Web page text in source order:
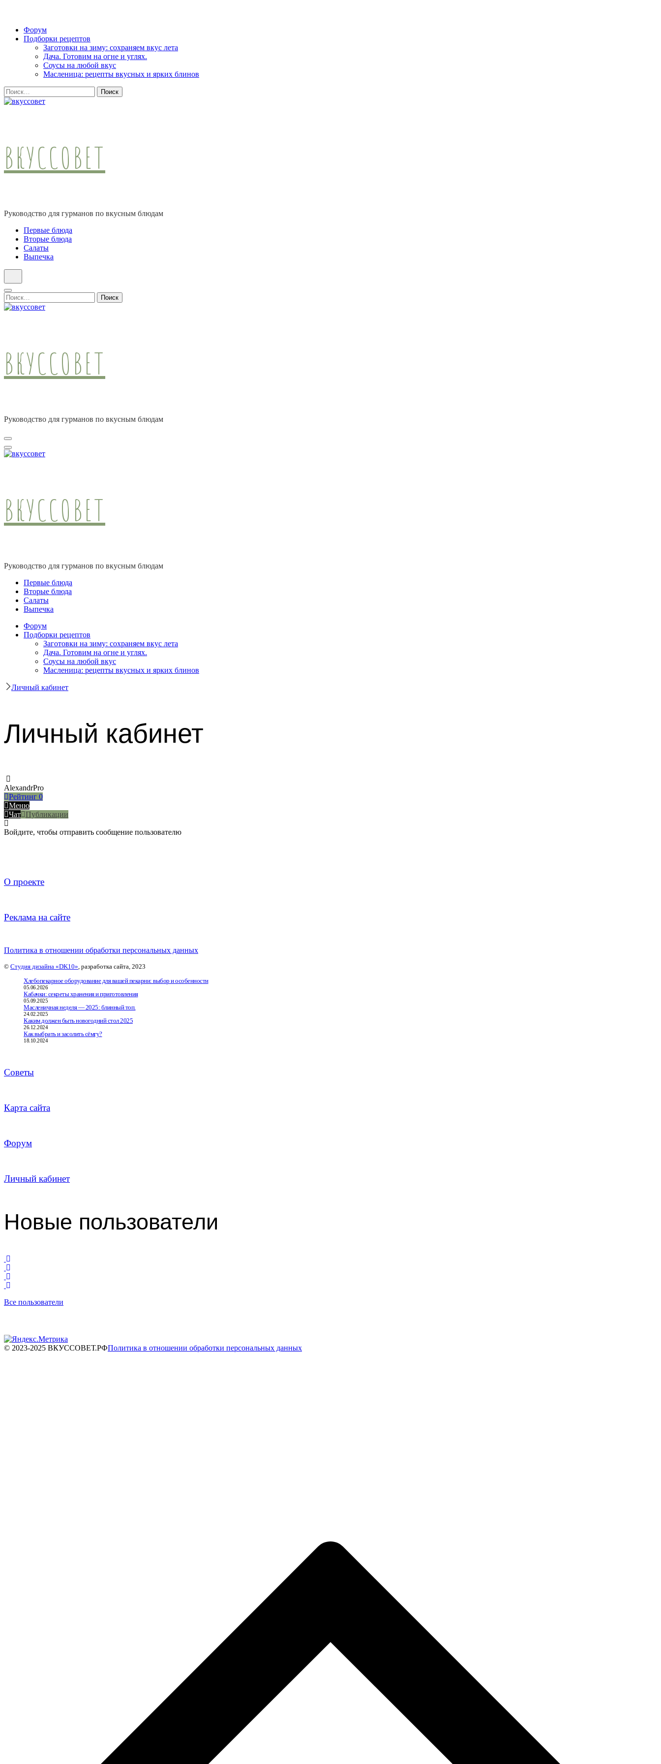
Skip
Форум
Подборки рецептов
Заготовки на зиму: сохраняем вкус лета
Дача. Готовим на огне и углях.
Соусы на любой вкус
Масленица: рецепты вкусных и ярких блинов
Найти:
ВКУССОВЕТ
Руководство для гурманов по вкусным блюдам
Первые блюда
Вторые блюда
Салаты
Выпечка
Найти:
ВКУССОВЕТ
Руководство для гурманов по вкусным блюдам
ВКУССОВЕТ
Руководство для гурманов по вкусным блюдам
Первые блюда
Вторые блюда
Салаты
Выпечка
Форум
Подборки рецептов
Заготовки на зиму: сохраняем вкус лета
Дача. Готовим на огне и углях.
Соусы на любой вкус
Масленица: рецепты вкусных и ярких блинов
Личный кабинет
Личный кабинет
AlexandrPro
Рейтинг 0
Меню
Чат Публикации
Войдите, чтобы отправить сообщение пользователю
О проекте
Реклама на сайте
Политика в отношении обработки персональных данных
© Студия дизайна «DK10», разработка сайта, 2023
Хлебопекарное оборудование для вашей пекарни: выбор и особенности
05.06.2026
Кабачки: секреты хранения и приготовления
05.09.2025
Масленичная неделя — 2025: блинный топ.
24.02.2025
Каким должен быть новогодний стол 2025
26.12.2024
Как выбрать и засолить сёмгу?
18.10.2024
Советы
Карта сайта
Форум
Личный кабинет
Новые пользователи
Все пользователи
© 2023-2025 ВКУССОВЕТ.РФПолитика в отношении обработки персональных данных